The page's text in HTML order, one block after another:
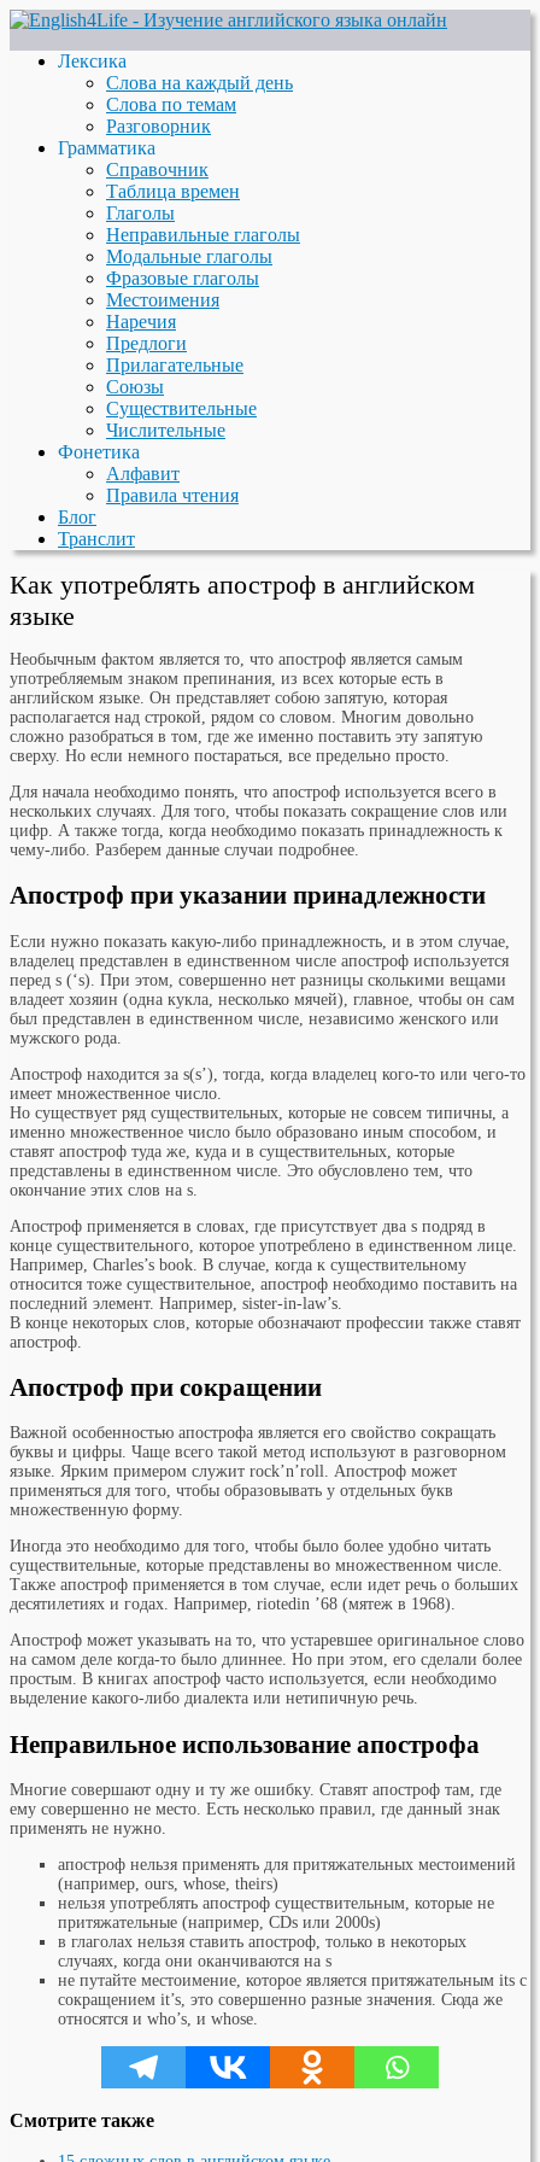
Лексика
Слова на каждый день
Слова по темам
Разговорник
Грамматика
Справочник
Таблица времен
Глаголы
Неправильные глаголы
Модальные глаголы
Фразовые глаголы
Местоимения
Наречия
Предлоги
Прилагательные
Союзы
Существительные
Числительные
Фонетика
Алфавит
Правила чтения
Блог
Транслит
Как употреблять апостроф в английском
языке
Необычным фактом является то, что апостроф является самым
употребляемым знаком препинания, из всех которые есть в
английском языке. Он представляет собою запятую, которая
располагается над строкой, рядом со словом. Многим довольно
сложно разобраться в том, где же именно поставить эту запятую
сверху. Но если немного постараться, все предельно просто.
Для начала необходимо понять, что апостроф используется всего в
нескольких случаях. Для того, чтобы показать сокращение слов или
цифр. А также тогда, когда необходимо показать принадлежность к
чему-либо. Разберем данные случаи подробнее.
Апостроф при указании принадлежности
Если нужно показать какую-либо принадлежность, и в этом случае,
владелец представлен в единственном числе апостроф используется
перед s (‘s). При этом, совершенно нет разницы сколькими вещами
владеет хозяин (одна кукла, несколько мячей), главное, чтобы он сам
был представлен в единственном числе, независимо женского или
мужского рода.
Апостроф находится за s(s’), тогда, когда владелец кого-то или чего-то
имеет множественное число.
Но существует ряд существительных, которые не совсем типичны, а
именно множественное число было образовано иным способом, и
ставят апостроф туда же, куда и в существительных, которые
представлены в единственном числе. Это обусловлено тем, что
окончание этих слов на s.
Апостроф применяется в словах, где присутствует два s подряд в
конце существительного, которое употреблено в единственном лице.
Например, Charles’s book. В случае, когда к существительному
относится тоже существительное, апостроф необходимо поставить на
последний элемент. Например, sister-in-law’s.
В конце некоторых слов, которые обозначают профессии также ставят
апостроф.
Апостроф при сокращении
Важной особенностью апострофа является его свойство сокращать
буквы и цифры. Чаще всего такой метод используют в разговорном
языке. Ярким примером служит rock’n’roll. Апостроф может
применяться для того, чтобы образовывать у отдельных букв
множественную форму.
Иногда это необходимо для того, чтобы было более удобно читать
существительные, которые представлены во множественном числе.
Также апостроф применяется в том случае, если идет речь о больших
десятилетиях и годах. Например, riotedin ’68 (мятеж в 1968).
Апостроф может указывать на то, что устаревшее оригинальное слово
на самом деле когда-то было длиннее. Но при этом, его сделали более
простым. В книгах апостроф часто используется, если необходимо
выделение какого-либо диалекта или нетипичную речь.
Неправильное использование апострофа
Многие совершают одну и ту же ошибку. Ставят апостроф там, где
ему совершенно не место. Есть несколько правил, где данный знак
применять не нужно.
апостроф нельзя применять для притяжательных местоимений
(например, ours, whose, theirs)
нельзя употреблять апостроф существительным, которые не
притяжательные (например, CDs или 2000s)
в глаголах нельзя ставить апостроф, только в некоторых
случаях, когда они оканчиваются на s
не путайте местоимение, которое является притяжательным its с
сокращением it’s, это совершенно разные значения. Сюда же
относятся и who’s, и whose.
Смотрите также